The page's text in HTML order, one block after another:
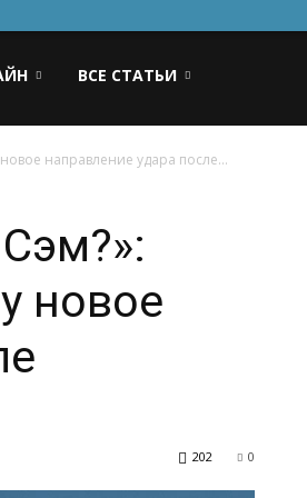
ВСЕ СТАТЬИ
направление удара после...
новое
0
202